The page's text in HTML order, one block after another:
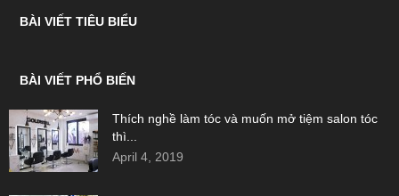
BÀI VIẾT TIÊU BIỂU
BÀI VIẾT PHỔ BIẾN
Thích nghề làm tóc và muốn mở tiệm salon tóc
thì...
April 4, 2019